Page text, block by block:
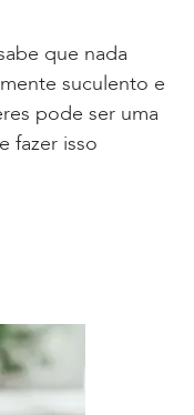
que nada
suculento e
pode ser uma
fazer isso